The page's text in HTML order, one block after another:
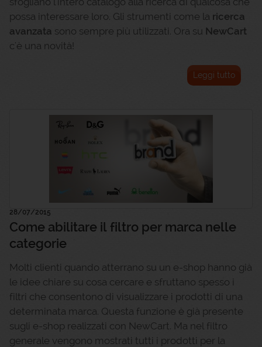
possa interessare loro. Gli strumenti come la ricerca
avanzata sono sempre più utilizzati. Ora su NewCart
c'è una novità!
Leggi tutto
28/07/2015
Come abilitare il filtro per marca nelle
categorie
Molti clienti quando atterrano su un e-shop hanno già
le idee chiare su cosa cercare e sfruttano spesso i
filtri che consentono di visualizzare i prodotti di una
determinata marca. Questa funzione è già presente
sugli e-shop realizzati con NewCart. Ma nel filtro
generale vengono mostrati tutti i prodotti per la